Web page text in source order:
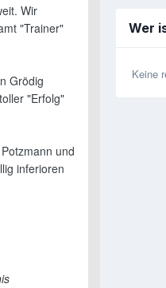
Wir
"Trainer"
Grödig
"Erfolg"
und
inferioren
Wer
Keine